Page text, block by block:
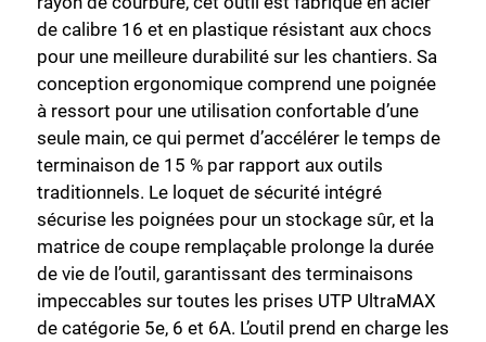
de calibre 16 et en plastique résistant aux chocs
pour une meilleure durabilité sur les chantiers. Sa
conception ergonomique comprend une poignée
à ressort pour une utilisation confortable d’une
seule main, ce qui permet d’accélérer le temps de
terminaison de 15 % par rapport aux outils
traditionnels. Le loquet de sécurité intégré
sécurise les poignées pour un stockage sûr, et la
matrice de coupe remplaçable prolonge la durée
de vie de l’outil, garantissant des terminaisons
impeccables sur toutes les prises UTP UltraMAX
de catégorie 5e, 6 et 6A. L’outil prend en charge les